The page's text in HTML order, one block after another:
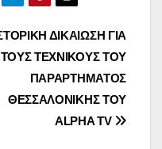
ΔΙΚΑΙΩΣΗ ΓΙΑ
ΤΟΥΣ ΤΕΧΝΙΚΟΥΣ ΤΟΥ
ΠΑΡΑΡΤΗΜΑΤΟΣ
ΘΕΣΣΑΛΟΝΙΚΗΣ ΤΟΥ
ALPHA TV